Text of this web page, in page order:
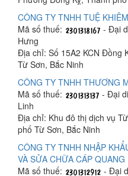
CÔNG TY TNHH TUỆ
Mã số thuế:
- Đại
Hưng
Địa chỉ: Số 15A2 KCN Đồng
Từ Sơn, Bắc Ninh
CÔNG TY TNHH THƯƠNG
Mã số thuế:
- Đại
Linh
Địa chỉ: Khu đô thị dịch vụ
phố Từ Sơn, Bắc Ninh
CÔNG TY TNHH NHẬP
VÀ SỬA CHỮA CÁP QUANG
Mã số thuế:
- Đại